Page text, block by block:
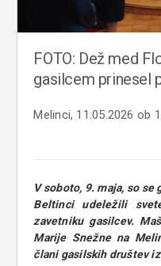
FOTO: Dež med
gasilcem prinesel
Melinci, 11.05.2026
V soboto, 9. maja, so
Beltinci udeležili
zavetniku gasilcev.
Marije Snežne na
člani gasilskih društev